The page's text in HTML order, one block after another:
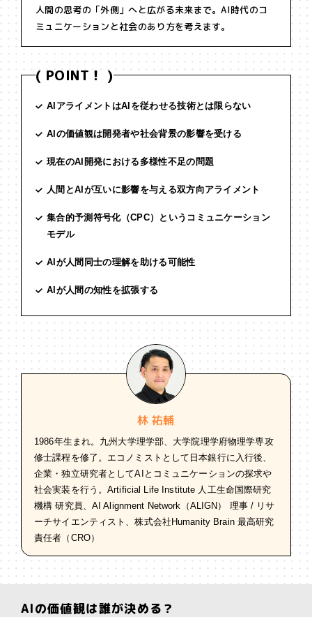
人間の思考の「外側」へと広がる未来まで。AI時代のコ
ミュニケーションと社会のあり方を考えます。
( POINT！ )
AIアライメントはAIを従わせる技術とは限らない
AIの価値観は開発者や社会背景の影響を受ける
現在のAI開発における多様性不足の問題
人間とAIが互いに影響を与える双方向アライメント
集合的予測符号化（CPC）というコミュニケーション
モデル
AIが人間同士の理解を助ける可能性
AIが人間の知性を拡張する
林 祐輔
1986年生まれ。九州大学理学部、大学院理学府物理学専攻
修士課程を修了。エコノミストとして日本銀行に入行後、
企業・独立研究者としてAIとコミュニケーションの探求や
社会実装を行う。Artificial Life Institute 人工生命国際研究
機構 研究員、AI Alignment Network（ALIGN） 理事 / リサ
ーチサイエンティスト、株式会社Humanity Brain 最高研究
責任者（CRO）
AIの価値観は誰が決める？